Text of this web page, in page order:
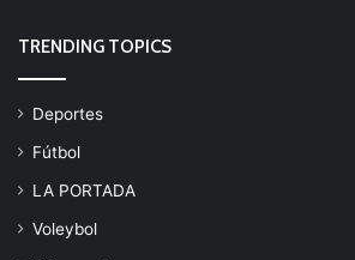
TRENDING TOPICS
Deportes
Fútbol
LA PORTADA
Voleybol